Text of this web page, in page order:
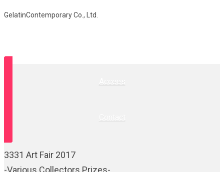
GelatinContemporary Co., Ltd.
Accees
Contact
3331 Art Fair 2017
-Various Collectors Prizes-